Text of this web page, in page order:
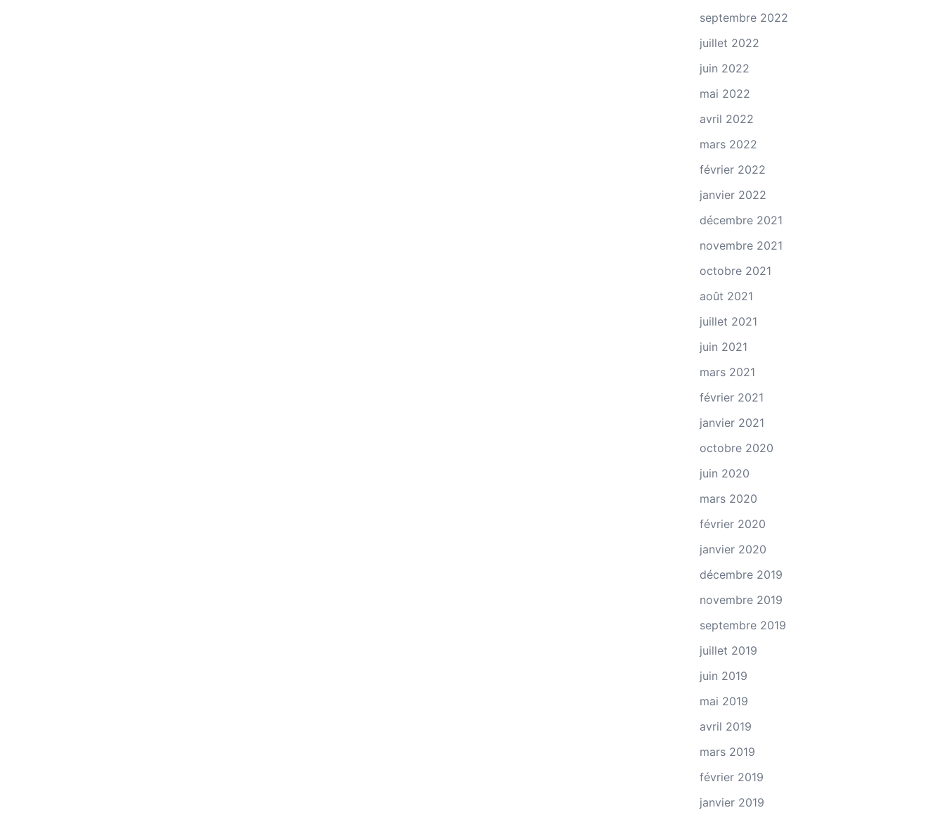
septembre 2022
juillet 2022
juin 2022
mai 2022
avril 2022
mars 2022
février 2022
janvier 2022
décembre 2021
novembre 2021
octobre 2021
août 2021
juillet 2021
juin 2021
mars 2021
février 2021
janvier 2021
octobre 2020
juin 2020
mars 2020
février 2020
janvier 2020
décembre 2019
novembre 2019
septembre 2019
juillet 2019
juin 2019
mai 2019
avril 2019
mars 2019
février 2019
janvier 2019